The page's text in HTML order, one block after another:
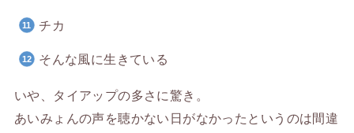
チカ
そんな風に生きている
いや、タイアップの多さに驚き。
あいみょんの声を聴かない日がなかったというのは間違